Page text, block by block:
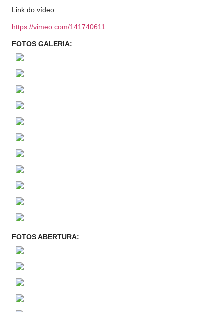
Link do vídeo
https://vimeo.com/141740611
FOTOS GALERIA:
FOTOS ABERTURA: